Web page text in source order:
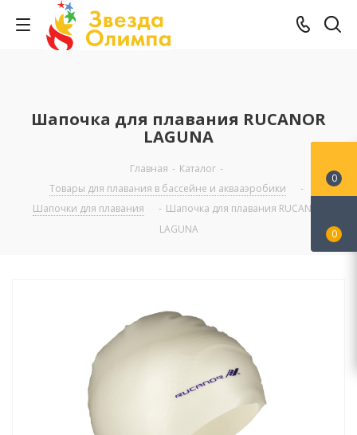
Шапочка для плавания RUCANOR
LAGUNA
Главная - Каталог -
Товары для плавания в бассейне и аквааэробики
-
Шапочки для плавания
- Шапочка для плавания RUCANOR
LAGUNA
0
0